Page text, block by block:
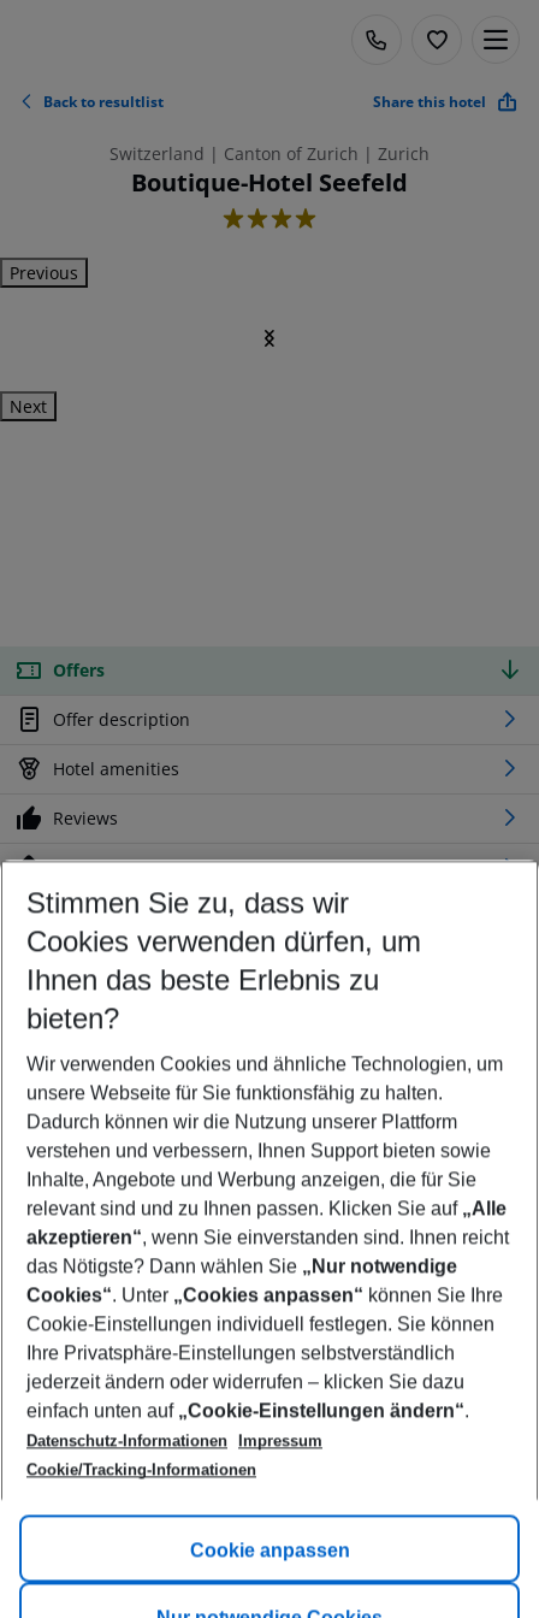
Back to resultlist Share this hotel
Switzerland | Canton of Zurich | Zurich
Boutique-Hotel Seefeld
4
Previous
Next
Offers
Offer description
Hotel amenities
Reviews
Location
Customize your offer
Find the perfect deal which suits your best
Your departure airport
Any airport
Select your date range
08/08/26–06/08/27 5-8 nights
Who will travel
2 adults No children
Show more filter
Footer
Footer navigation
Title A
Link A
Stimmen Sie zu, dass wir
Cookies verwenden dürfen, um
Ihnen das beste Erlebnis zu
bieten?
Wir verwenden Cookies und ähnliche Technologien, um
unsere Webseite für Sie funktionsfähig zu halten.
Dadurch können wir die Nutzung unserer Plattform
verstehen und verbessern, Ihnen Support bieten sowie
Inhalte, Angebote und Werbung anzeigen, die für Sie
relevant sind und zu Ihnen passen. Klicken Sie auf „Alle
akzeptieren“, wenn Sie einverstanden sind. Ihnen reicht
das Nötigste? Dann wählen Sie „Nur notwendige
Cookies“. Unter „Cookies anpassen“ können Sie Ihre
Cookie-Einstellungen individuell festlegen. Sie können
Ihre Privatsphäre-Einstellungen selbstverständlich
jederzeit ändern oder widerrufen – klicken Sie dazu
einfach unten auf „Cookie-Einstellungen ändern“.
Datenschutz-Informationen
Impressum
Cookie/Tracking-Informationen
Cookie anpassen